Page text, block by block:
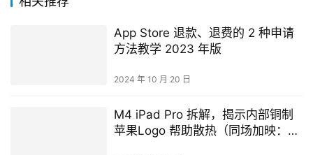
App Store 退款、退费的 2 种申请
方法教学 2023 年版
2024 年 10 月 20 日
M4 iPad Pro 拆解，揭示内部铜制
苹果Logo 帮助散热（同场加映：